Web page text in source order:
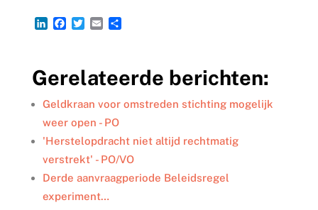
L
e
d
I
n
F
b
o
o
k
T
t
e
r
E
l
D
n
Gerelateerde berichten:
Geldkraan voor omstreden stichting mogelijk
weer open - PO
'Herstelopdracht niet altijd rechtmatig
verstrekt' - PO/VO
Derde aanvraagperiode Beleidsregel
experiment…